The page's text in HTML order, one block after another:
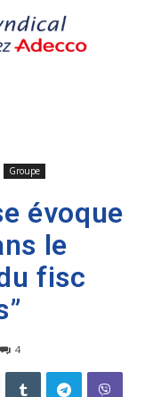
Groupe
évoque
le
fisc
4